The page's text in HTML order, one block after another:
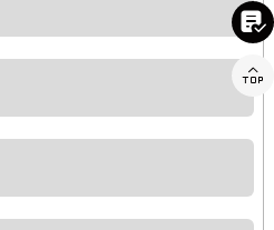

